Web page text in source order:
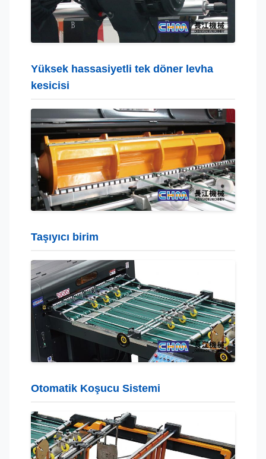
Yüksek hassasiyetli tek döner levha
kesicisi
Taşıyıcı birim
Otomatik Koşucu Sistemi